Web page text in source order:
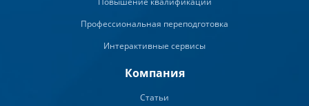
Профессиональная переподготовка
Интерактивные сервисы
Компания
Статьи